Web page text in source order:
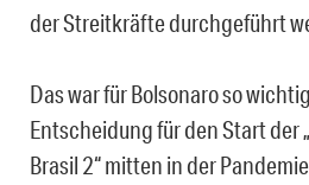
der Streitkräfte durchgeführt
Das war für Bolsonaro so
Entscheidung für den Start der
Brasil 2“ mitten in der